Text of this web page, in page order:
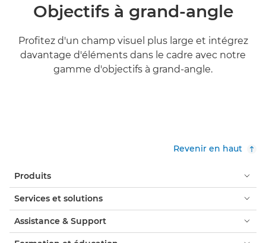
Objectifs à grand-angle
Profitez d'un champ visuel plus large et intégrez
davantage d'éléments dans le cadre avec notre
gamme d'objectifs à grand-angle.
Revenir en haut
Produits
Services et solutions
Assistance & Support